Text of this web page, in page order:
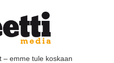
– emme tule koskaan